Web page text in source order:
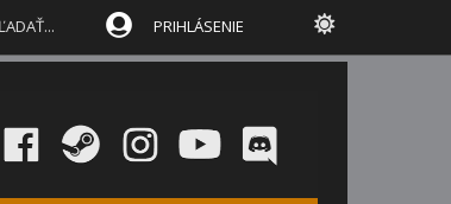
PRIHLÁSENIE